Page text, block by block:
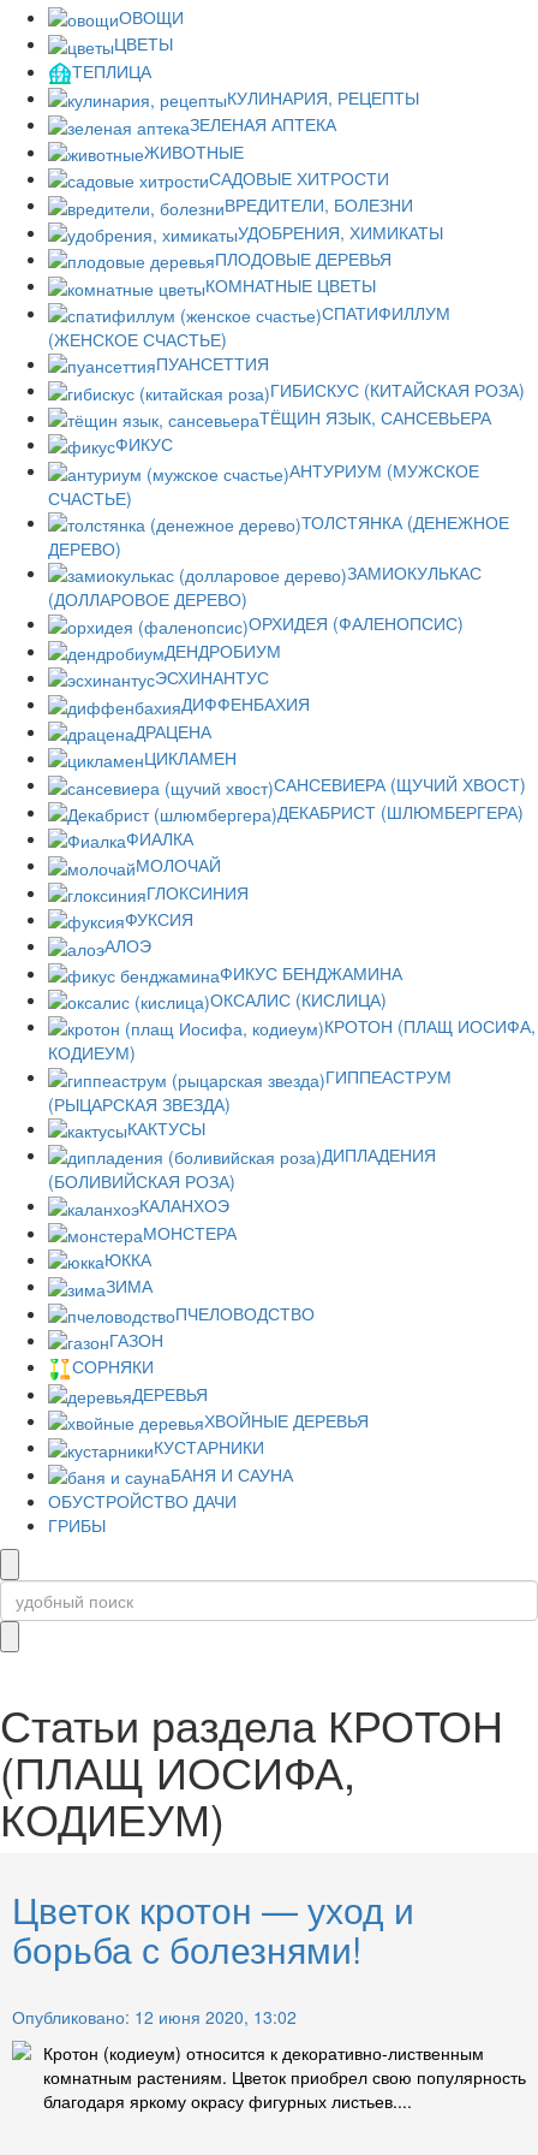
ОВОЩИ
ЦВЕТЫ
ТЕПЛИЦА
КУЛИНАРИЯ, РЕЦЕПТЫ
ЗЕЛЕНАЯ АПТЕКА
ЖИВОТНЫЕ
САДОВЫЕ ХИТРОСТИ
ВРЕДИТЕЛИ, БОЛЕЗНИ
УДОБРЕНИЯ, ХИМИКАТЫ
ПЛОДОВЫЕ ДЕРЕВЬЯ
КОМНАТНЫЕ ЦВЕТЫ
СПАТИФИЛЛУМ
(ЖЕНСКОЕ СЧАСТЬЕ)
ПУАНСЕТТИЯ
ГИБИСКУС (КИТАЙСКАЯ РОЗА)
ТЁЩИН ЯЗЫК, САНСЕВЬЕРА
ФИКУС
АНТУРИУМ (МУЖСКОЕ
СЧАСТЬЕ)
ТОЛСТЯНКА (ДЕНЕЖНОЕ
ДЕРЕВО)
ЗАМИОКУЛЬКАС
(ДОЛЛАРОВОЕ ДЕРЕВО)
ОРХИДЕЯ (ФАЛЕНОПСИС)
ДЕНДРОБИУМ
ЭСХИНАНТУС
ДИФФЕНБАХИЯ
ДРАЦЕНА
ЦИКЛАМЕН
САНСЕВИЕРА (ЩУЧИЙ ХВОСТ)
ДЕКАБРИСТ (ШЛЮМБЕРГЕРА)
ФИАЛКА
МОЛОЧАЙ
ГЛОКСИНИЯ
ФУКСИЯ
АЛОЭ
ФИКУС БЕНДЖАМИНА
ОКСАЛИС (КИСЛИЦА)
КРОТОН (ПЛАЩ ИОСИФА,
КОДИЕУМ)
ГИППЕАСТРУМ
(РЫЦАРСКАЯ ЗВЕЗДА)
КАКТУСЫ
ДИПЛАДЕНИЯ
(БОЛИВИЙСКАЯ РОЗА)
КАЛАНХОЭ
МОНСТЕРА
ЮККА
ЗИМА
ПЧЕЛОВОДСТВО
ГАЗОН
СОРНЯКИ
ДЕРЕВЬЯ
ХВОЙНЫЕ ДЕРЕВЬЯ
КУСТАРНИКИ
БАНЯ И САУНА
ОБУСТРОЙСТВО ДАЧИ
ГРИБЫ
Статьи раздела КРОТОН
(ПЛАЩ ИОСИФА,
КОДИЕУМ)
Цветок кротон — уход и
борьба с болезнями!
Опубликовано: 12 июня 2020, 13:02
Кротон (кодиеум) относится к декоративно-лиственным
комнатным растениям. Цветок приобрел свою популярность
благодаря яркому окрасу фигурных листьев....